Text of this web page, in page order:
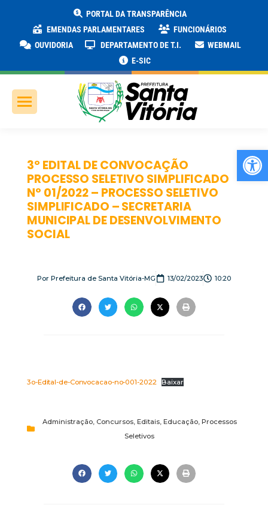
PORTAL DA TRANSPARÊNCIA
EMENDAS PARLAMENTARES
FUNCIONÁRIOS
OUVIDORIA
DEPARTAMENTO DE T.I.
WEBMAIL
E-SIC
3º EDITAL DE CONVOCAÇÃO
PROCESSO SELETIVO SIMPLIFICADO
Nº 01/2022 – PROCESSO SELETIVO
SIMPLIFICADO – SECRETARIA
MUNICIPAL DE DESENVOLVIMENTO
SOCIAL
Por Prefeitura de Santa Vitória-MG 13/02/2023 10:20
3o-Edital-de-Convocacao-no-001-2022 Baixar
Administração, Concursos, Editais, Educação, Processos
Seletivos